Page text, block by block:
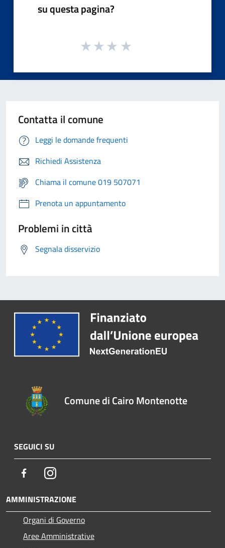
su questa pagina?
Contatta il comune
Leggi le domande frequenti
Richiedi Assistenza
Chiama il comune 019 507071
Prenota un appuntamento
Problemi in città
Segnala disservizio
Comune di Cairo Montenotte
SEGUICI SU
FacebookInstagram
AMMINISTRAZIONE
Organi di Governo
Aree Amministrative